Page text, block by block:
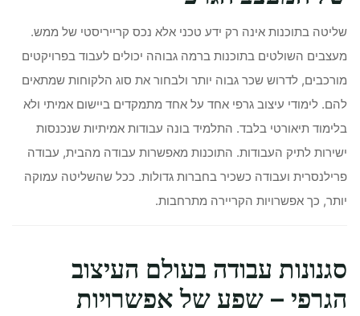
שליטה בתוכנות אינה רק ידע טכני אלא נכס קרייריסטי של ממש.
מעצבים השולטים בתוכנות ברמה גבוהה יכולים לעבוד בפרויקטים
מורכבים, לדרוש שכר גבוה יותר ולבחור את סוג הלקוחות שמתאים
להם. לימודי עיצוב גרפי אחד על אחד מתמקדים ביישום אמיתי ולא
בלימוד תיאורטי בלבד. התלמיד בונה עבודות אמיתיות שנכנסות
ישירות לתיק העבודות. התוכנות מאפשרות עבודה מהבית, עבודה
פרילנסרית ועבודה כשכיר בחברות גדולות. ככל שהשליטה עמוקה
יותר, כך אפשרויות הקריירה מתרחבות.
סגנונות עבודה בעולם העיצוב
הגרפי – שפע של אפשרויות